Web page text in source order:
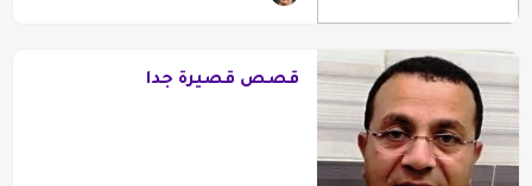
قصص قصيرة جدا